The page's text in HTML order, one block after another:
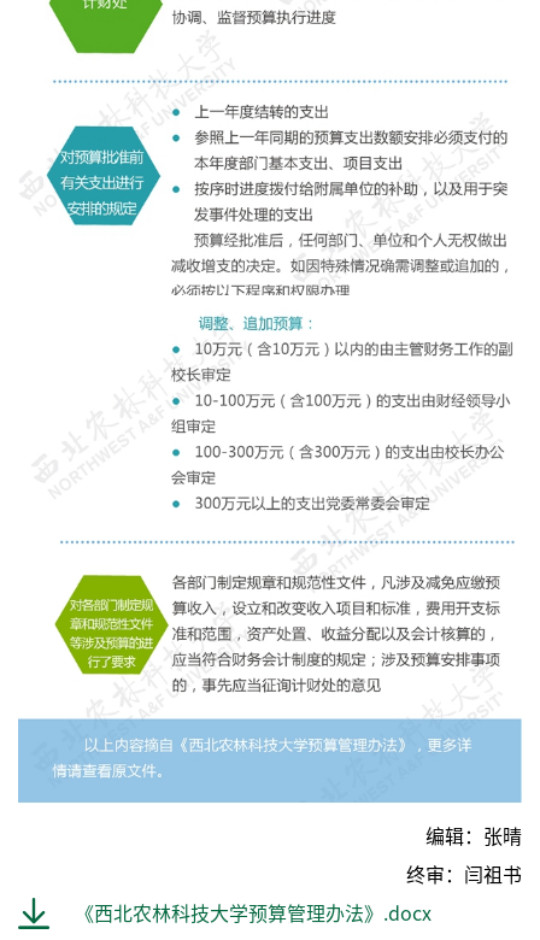
编辑：张晴
终审：闫祖书
《西北农林科技大学预算管理办法》.docx